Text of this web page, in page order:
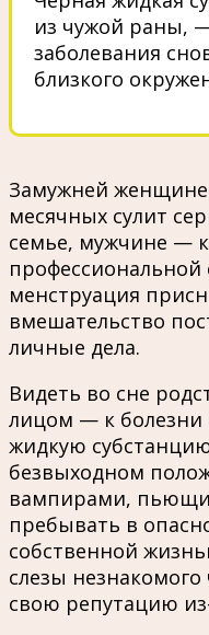
из чужой раны,
заболевания
близкого
Замужней
месячных сулит
семье, мужчине —
профессиональной
менструация
вмешательство
личные дела.
Видеть во сне
лицом — к болезни
жидкую
безвыходном
вампирами,
пребывать в
собственной
слезы
свою репутацию